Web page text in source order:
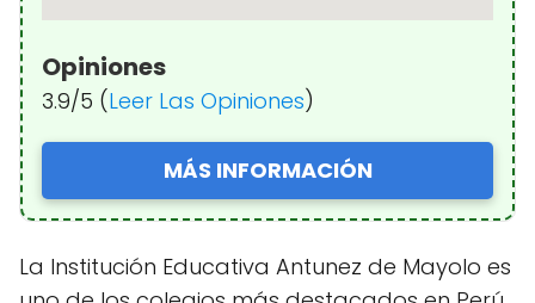
Opiniones
3.9/5 (Leer Las Opiniones)
MÁS INFORMACIÓN
La Institución Educativa Antunez de Mayolo es